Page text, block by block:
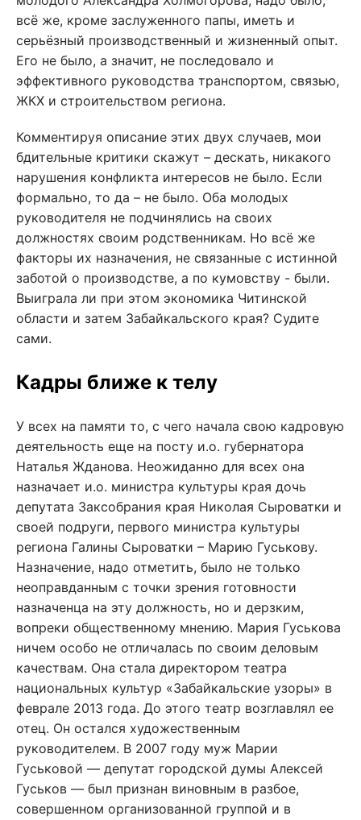
всё же, кроме заслуженного папы, иметь и
серьёзный производственный и жизненный опыт.
Его не было, а значит, не последовало и
эффективного руководства транспортом, связью,
ЖКХ и строительством региона.
Комментируя описание этих двух случаев, мои
бдительные критики скажут – дескать, никакого
нарушения конфликта интересов не было. Если
формально, то да – не было. Оба молодых
руководителя не подчинялись на своих
должностях своим родственникам. Но всё же
факторы их назначения, не связанные с истинной
заботой о производстве, а по кумовству - были.
Выиграла ли при этом экономика Читинской
области и затем Забайкальского края? Судите
сами.
Кадры ближе к телу
У всех на памяти то, с чего начала свою кадровую
деятельность еще на посту и.о. губернатора
Наталья Жданова. Неожиданно для всех она
назначает и.о. министра культуры края дочь
депутата Заксобрания края Николая Сыроватки и
своей подруги, первого министра культуры
региона Галины Сыроватки – Марию Гуськову.
Назначение, надо отметить, было не только
неоправданным с точки зрения готовности
назначенца на эту должность, но и дерзким,
вопреки общественному мнению. Мария Гуськова
ничем особо не отличалась по своим деловым
качествам. Она стала директором театра
национальных культур «Забайкальские узоры» в
феврале 2013 года. До этого театр возглавлял ее
отец. Он остался художественным
руководителем. В 2007 году муж Марии
Гуськовой — депутат городской думы Алексей
Гуськов — был признан виновным в разбое,
совершенном организованной группой и в